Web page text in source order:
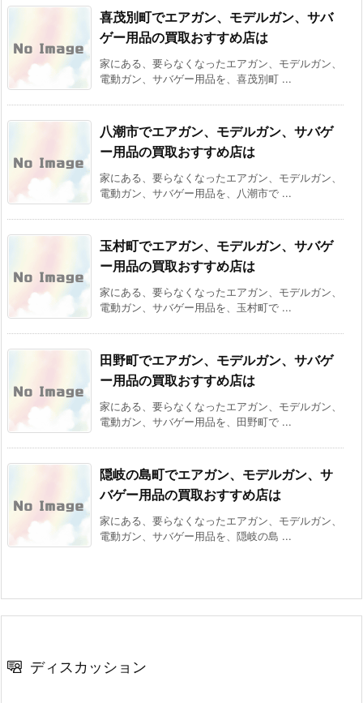
喜茂別町でエアガン、モデルガン、サバ
ゲー用品の買取おすすめ店は
家にある、要らなくなったエアガン、モデルガン、
電動ガン、サバゲー用品を、喜茂別町 ...
八潮市でエアガン、モデルガン、サバゲ
ー用品の買取おすすめ店は
家にある、要らなくなったエアガン、モデルガン、
電動ガン、サバゲー用品を、八潮市で ...
玉村町でエアガン、モデルガン、サバゲ
ー用品の買取おすすめ店は
家にある、要らなくなったエアガン、モデルガン、
電動ガン、サバゲー用品を、玉村町で ...
田野町でエアガン、モデルガン、サバゲ
ー用品の買取おすすめ店は
家にある、要らなくなったエアガン、モデルガン、
電動ガン、サバゲー用品を、田野町で ...
隠岐の島町でエアガン、モデルガン、サ
バゲー用品の買取おすすめ店は
家にある、要らなくなったエアガン、モデルガン、
電動ガン、サバゲー用品を、隠岐の島 ...
ディスカッション